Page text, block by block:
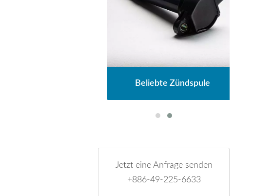
Beliebte Zündspule
Jetzt eine Anfrage senden
+886-49-225-6633